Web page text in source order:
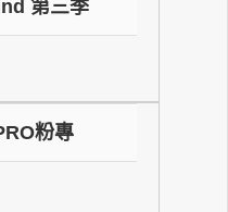
第三季
粉專